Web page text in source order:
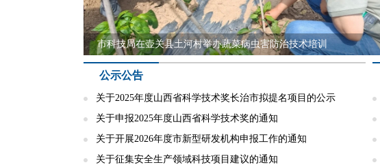
市科技局联合高新区深入推进科技创新平台建设
市科技局召开涉煤领域安全生产专题宣讲会
市科技局在壶关县土河村举办蔬菜病虫害防治技术培训
市科技局开展“七一”红色教育主题党日活动
公示公告
关于2025年度山西省科学技术奖长治市拟提名项目的公示
关于申报2025年度山西省科学技术奖的通知
关于开展2026年度市新型研发机构申报工作的通知
关于征集安全生产领域科技项目建议的通知